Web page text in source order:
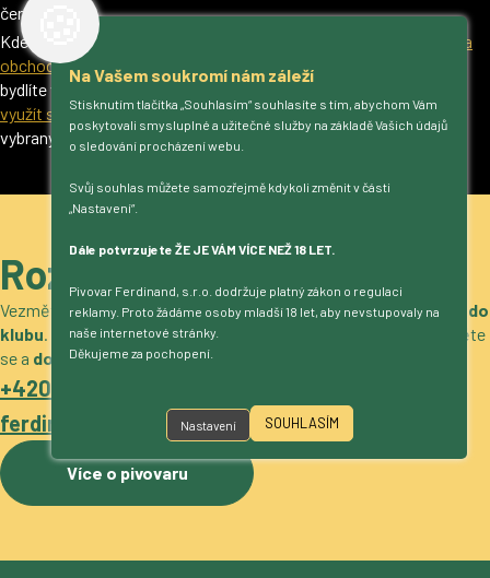
Na Vašem soukromí nám záleží
Stisknutím tlačítka „Souhlasím“ souhlasíte s tím, abychom Vám
poskytovali smysluplné a užitečné služby na základě Vašich údajů
o sledování procházení webu.
Svůj souhlas můžete samozřejmě kdykoli změnit v části
„Nastavení“.
Dále potvrzujete ŽE JE VÁM VÍCE NEŽ 18 LET.
Pivovar Ferdinand, s.r.o. dodržuje platný zákon o regulaci
reklamy. Proto žádáme osoby mladší 18 let, aby nevstupovaly na
naše internetové stránky.
Děkujeme za pochopení.
Nastavení SOUHLASÍM
červeňák.
Kde pivo od Ferdinanda koupit? Prohlédněte si
mapu restaurací a
obchodů, nebo zavítejte do naší pivovarské prodejny
bydlíte v Praze a okolí, přivezeme vám pivo až ke dveřím – stačí
využít službu Ferda domů. Pivo od Ferdinanda rovněž najdete ve
vybraných řetězcích Albert a Kaufland.
Roztočíme to?
Vezměte si naše pivodo obchodu, restaurace, stánek nebo do
klubu. Máme zajímavé nabídky
. Ozvěte
se a domluvíme podrobnosti
+420 317 722 511
ferdinand@pivovarferdinand.cz
Více o pivovaru